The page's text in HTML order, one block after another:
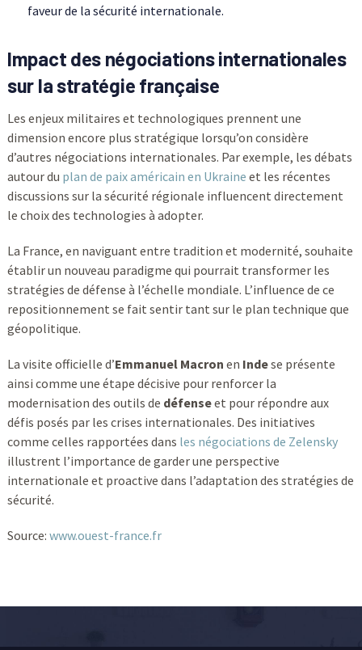
faveur de la sécurité internationale.
Impact des négociations internationales
sur la stratégie française
Les enjeux militaires et technologiques prennent une
dimension encore plus stratégique lorsqu’on considère
d’autres négociations internationales. Par exemple, les débats
autour du plan de paix américain en Ukraine et les récentes
discussions sur la sécurité régionale influencent directement
le choix des technologies à adopter.
La France, en naviguant entre tradition et modernité, souhaite
établir un nouveau paradigme qui pourrait transformer les
stratégies de défense à l’échelle mondiale. L’influence de ce
repositionnement se fait sentir tant sur le plan technique que
géopolitique.
La visite officielle d’Emmanuel Macron en Indese présente
ainsi comme une étape décisive pour renforcer la
modernisation des outils de défenseet pour répondre aux
défis posés par les crises internationales. Des initiatives
comme celles rapportées dans les négociations de Zelensky
illustrent l’importance de garder une perspective
internationale et proactive dans l’adaptation des stratégies de
sécurité.
Source: www.ouest-france.fr